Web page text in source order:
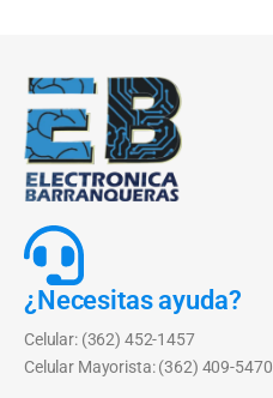
¿Necesitas ayuda?
Celular: (362) 452-1457
Celular Mayorista: (362) 409-5470